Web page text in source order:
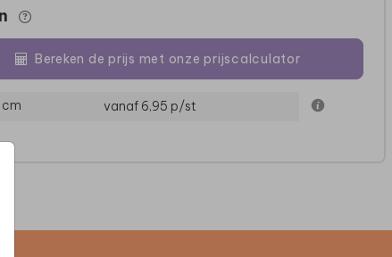
CALCO BRUILOFTSBORD
Bereken de prijs met onze prijscalculator
cm vanaf 6,95 p/st